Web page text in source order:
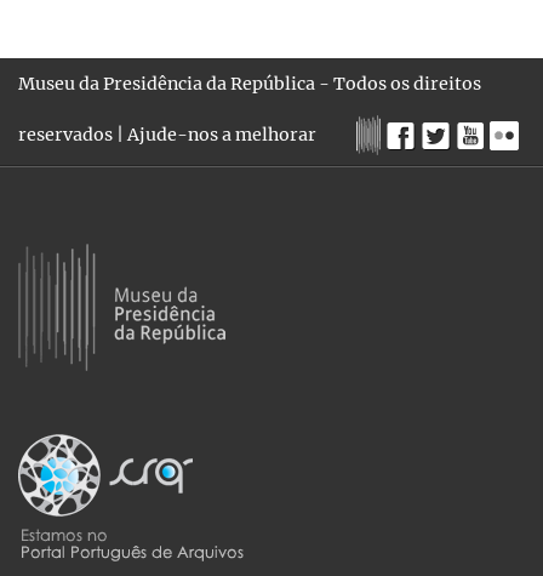
Museu da Presidência da República - Todos os direitos
reservados |Ajude-nos a melhorar